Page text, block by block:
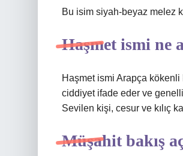
Bu isim siyah-beyaz melez
Haşmet ismi ne
Haşmet ismi Arapça kökenli
ciddiyet ifade eder ve
Sevilen kişi, cesur ve kılıç
Müşahit bakış